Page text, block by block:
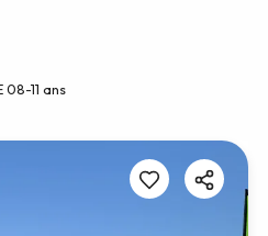
08-11 ans